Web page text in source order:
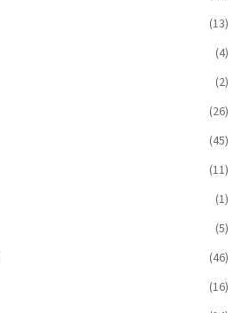
(13)
(4)
(2)
(26)
(45)
(11)
(1)
(5)
(46)
(16)